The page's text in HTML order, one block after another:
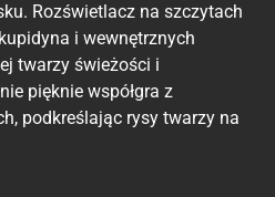
Rozświetlacz na szczytach
i wewnętrznych
twarzy świeżości i
pięknie współgra z
podkreślając rysy twarzy na